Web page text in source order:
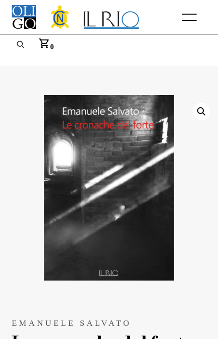
Menu
0
EMANUELE SALVATO